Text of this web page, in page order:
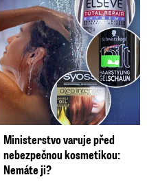
Ministerstvo varuje před
nebezpečnou kosmetikou:
Nemáte ji?